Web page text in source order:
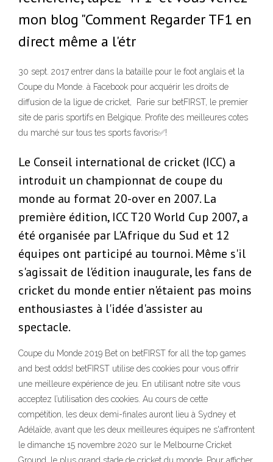
mon blog "Comment Regarder TF1 en
direct même a l'étr
30 sept. 2017 entrer dans la bataille pour le foot anglais et la
Coupe du Monde. à Facebook pour acquérir les droits de
diffusion de la ligue de cricket, Parie sur betFIRST, le premier
site de paris sportifs en Belgique. Profite des meilleures cotes
du marché sur tous tes sports favoris✅!
Le Conseil international de cricket (ICC) a
introduit un championnat de coupe du
monde au format 20-over en 2007. La
première édition, ICC T20 World Cup 2007, a
été organisée par L'Afrique du Sud et 12
équipes ont participé au tournoi. Même s'il
s'agissait de l'édition inaugurale, les fans de
cricket du monde entier n'étaient pas moins
enthousiastes à l'idée d'assister au
spectacle.
Coupe du Monde 2019 Bet on betFIRST for all the top games
and best odds! betFIRST utilise des cookies pour vous offrir
une meilleure expérience de jeu. En utilisant notre site vous
acceptez l’utilisation des cookies. Au cours de cette
compétition, les deux demi-finales auront lieu à Sydney et
Adélaïde, avant que les deux meilleures équipes ne s'affrontent
le dimanche 15 novembre 2020 sur le Melbourne Cricket